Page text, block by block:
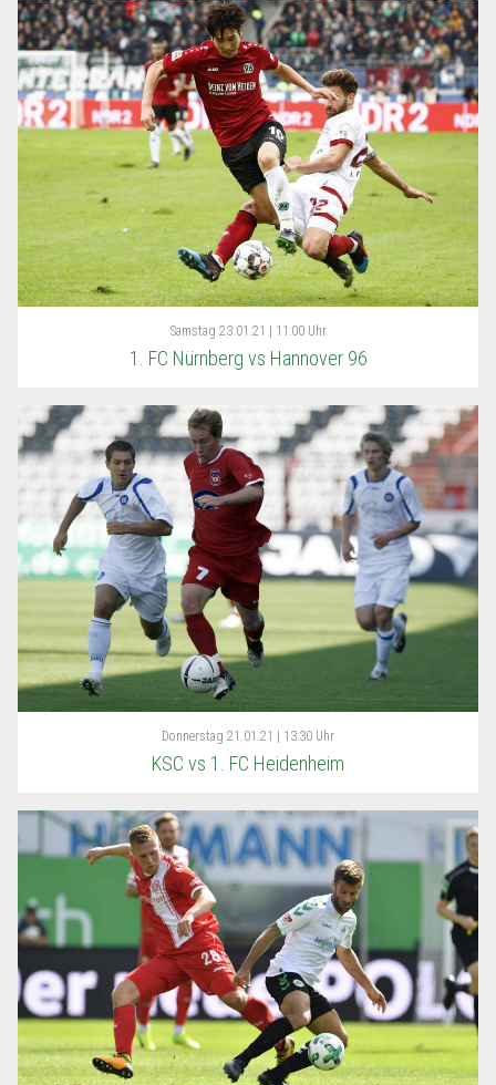
Samstag 23.01.21 | 11:00 Uhr
1. FC Nürnberg vs Hannover 96
Donnerstag 21.01.21 | 13:30 Uhr
KSC vs 1. FC Heidenheim